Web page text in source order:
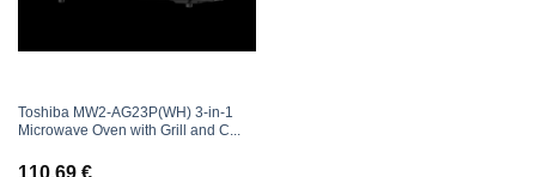
Toshiba MW2-AG23P(WH) 3-in-1
Microwave Oven with Grill and C...
110,69 €